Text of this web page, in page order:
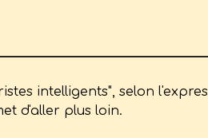
intelligents", selon
d'aller plus loin.